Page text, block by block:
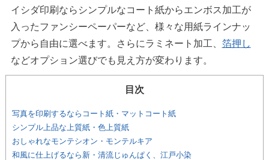
イシダ印刷ならシンプルなコート紙からエンボス加工が
入ったファンシーペーパーなど、様々な用紙ラインナッ
プから自由に選べます。さらにラミネート加工、 箔押し
などオプション選びでも見え方が変わります。
目次
写真を印刷するならコート紙・マットコート紙
シンプル上品な上質紙・色上質紙
おしゃれなモンテシオン・モンテルキア
和風に仕上げるなら新・清流じゅんぱく、江戸小染